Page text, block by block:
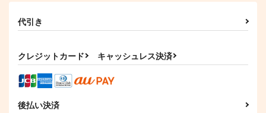
glorious star
石神千空×あさぎりゲン
サンプル
石神千空×あさぎりゲン
ごきげんアライグマ
サンプル
代引き
クレジットカード キャッシュレス決済
後払い決済